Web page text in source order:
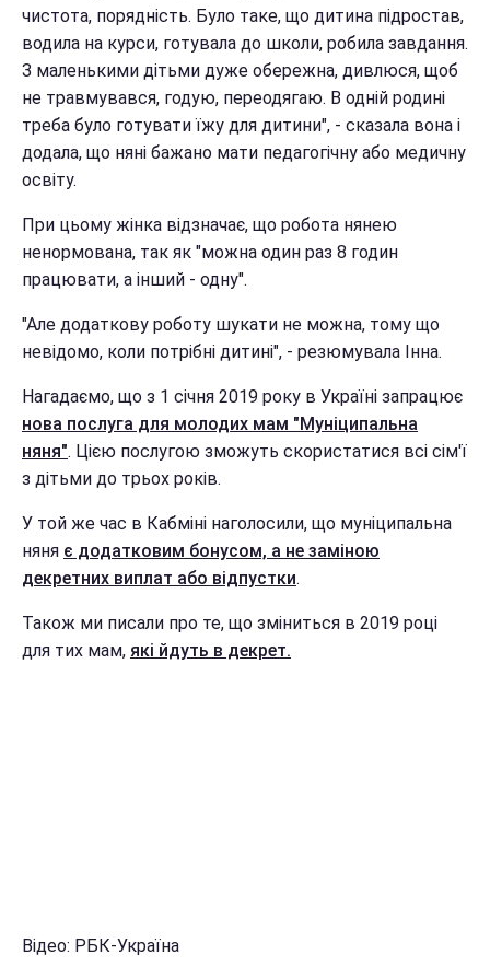
чистота, порядність. Було таке, що дитина підростав,
водила на курси, готувала до школи, робила завдання.
З маленькими дітьми дуже обережна, дивлюся, щоб
не травмувався, годую, переодягаю. В одній родині
треба було готувати їжу для дитини", - сказала вона і
додала, що няні бажано мати педагогічну або медичну
освіту.
При цьому жінка відзначає, що робота нянею
ненормована, так як "можна один раз 8 годин
працювати, а інший - одну".
"Але додаткову роботу шукати не можна, тому що
невідомо, коли потрібні дитині", - резюмувала Інна.
Нагадаємо, що з 1 січня 2019 року в Україні запрацює
нова послуга для молодих мам "Муніципальна
няня". Цією послугою зможуть скористатися всі сім'ї
з дітьми до трьох років.
У той же час в Кабміні наголосили, що муніципальна
няня є додатковим бонусом, а не заміною
декретних виплат або відпустки.
Також ми писали про те, що зміниться в 2019 році
для тих мам, які йдуть в декрет.
Відео: РБК-Україна